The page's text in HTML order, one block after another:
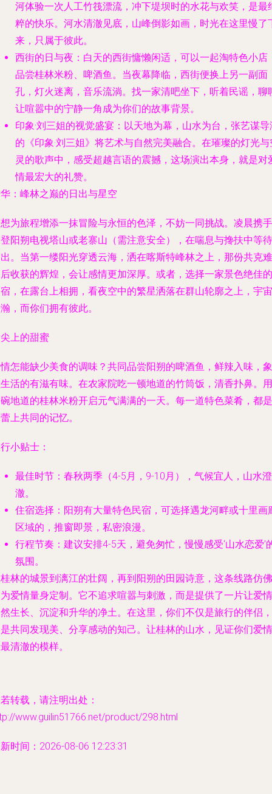
河体验一次人工竹筏漂流，冲下堤坝时的水花与欢笑，是最
粹的快乐。河水清澈见底，山峰倒影如画，时光在这里慢了
来，只属于彼此。
西街的日与夜 ：白天的西街慵懒闲适，可以一起淘特色小店
品尝桂林米粉、啤酒鱼。当夜幕降临，西街便换上另一副面
孔，灯火迷离，音乐流淌。找一家清吧坐下，听着民谣，聊
让喧嚣中的宁静一角成为你们的故事背景。
印象·刘三姐的视觉盛宴 ：以天地为幕，山水为台，张艺谋导
的《印象·刘三姐》将艺术与自然完美融合。在璀璨的灯光与
灵的歌声中，感受超越言语的震撼，这场演出本身，就是对
情最宏大的礼赞。
：峰林之巅的日出与星空
为旅程增添一抹冒险与永恒的色泽，不妨一同挑战。凌晨携手
阳朔电视塔山或老寨山 （需注意安全），在喘息与搀扶中等待
。当第一缕阳光穿透云海，洒在喀斯特峰林之上，那份共克难
收获的辉煌，会让感情更加深厚。或者，选择一家景色绝佳的
，在露台上相拥，看夜空中的繁星洒落在群山轮廓之上，宇宙
，而你们拥有彼此。
上的甜蜜
怎能缺少美食的调味？共同品尝阳朔的啤酒鱼 ，鲜辣入味，象
活的有滋有味。在农家院吃一顿地道的竹筒饭 ，清香扑鼻。用
地道的桂林米粉开启元气满满的一天。每一道特色菜肴，都是
上共同的记忆。
小贴士：
最佳时节 ：春秋两季（4-5月，9-10月），气候宜人，山水澄
澈。
住宿选择 ：阳朔有大量特色民宿，可选择遇龙河畔或十里画
区域的，推窗即景，私密浪漫。
行程节奏 ：建议安排4-5天，避免匆忙，慢慢感受‘山水恋爱’
氛围。
林的城景到漓江的壮阔，再到阳朔的田园诗意，这条线路仿佛
爱情量身定制。它不追求喧嚣与刺激，而是提供了一片让爱情
生长、沉淀和升华的净土。在这里，你们不仅是旅行的伴侣，
共同发现美、分享感动的知己。让桂林的山水，见证你们爱情
清澈的模样。
转载，请注明出处：
www.guilin51766.net/product/298.html
时间：2026-08-06 12:23:31